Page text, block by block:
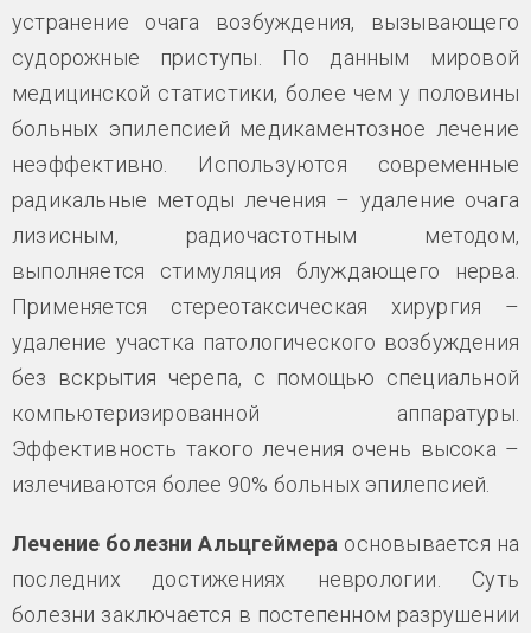
устранение очага возбуждения, вызывающего
судорожные приступы. По данным мировой
медицинской статистики, более чем у половины
больных эпилепсией медикаментозное лечение
неэффективно. Используются современные
радикальные методы лечения – удаление очага
лизисным, радиочастотным методом,
выполняется стимуляция блуждающего нерва.
Применяется стереотаксическая хирургия –
удаление участка патологического возбуждения
без вскрытия черепа, с помощью специальной
компьютеризированной аппаратуры.
Эффективность такого лечения очень высока –
излечиваются более 90% больных эпилепсией.
Лечение болезни Альцгеймера основывается на
последних достижениях неврологии. Суть
болезни заключается в постепенном разрушении